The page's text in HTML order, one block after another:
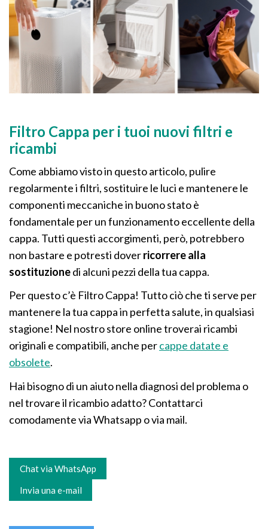
Filtro Cappa per i tuoi nuovi filtri e
ricambi
Come abbiamo visto in questo articolo, pulire
regolarmente i filtri, sostituire le luci e mantenere le
componenti meccaniche in buono stato è
fondamentale per un funzionamento eccellente della
cappa. Tutti questi accorgimenti, però, potrebbero
non bastare e potresti doverricorrere alla
sostituzionedi alcuni pezzi della tua cappa.
Per questo c’è Filtro Cappa! Tutto ciò che ti serve per
mantenere la tua cappa in perfetta salute, in qualsiasi
stagione! Nel nostro store online troverai ricambi
originali e compatibili, anche percappe datate e
obsolete.
Hai bisogno di un aiuto nella diagnosi del problema o
nel trovare il ricambio adatto? Contattarci
comodamente via Whatsapp o via mail.
Chat via WhatsApp
Invia una e-mail